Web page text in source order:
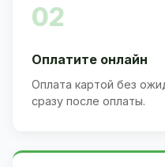
02
Оплатите онлайн
Оплата картой без
сразу после оплаты.